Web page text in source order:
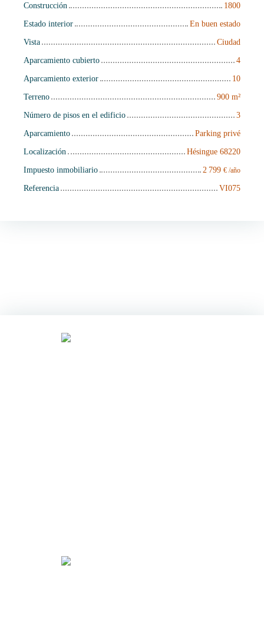
Construcción
1800
Estado interior
En buen estado
Vista
Ciudad
Aparcamiento cubierto
4
Aparcamiento exterior
10
Terreno
900 m²
Número de pisos en el edificio
3
Aparcamiento
Parking privé
Localización
Hésingue 68220
Impuesto inmobiliario
2 799 € /año
Referencia VI075